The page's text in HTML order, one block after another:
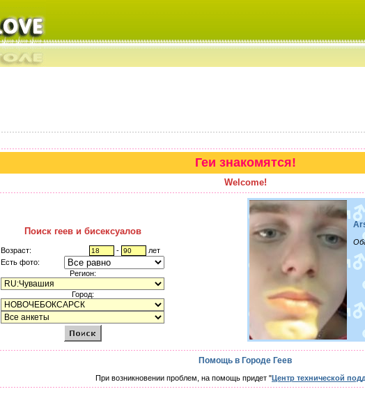
Геи знакомятся!
Welcome!
Поиск геев и бисексуалов
Возраст: -
лет
Есть фото:
Регион:
Город:
Помощь в Городе Геев
При возникновении проблем, на помощь придет "Центр технической